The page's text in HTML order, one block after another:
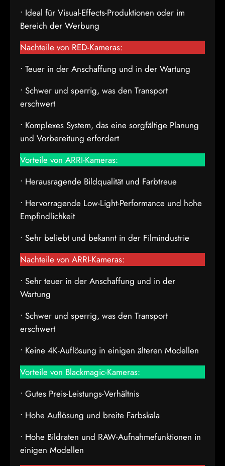
• Ideal für Visual-Effects-Produktionen oder im
Bereich der Werbung
Nachteile von RED-Kameras:
• Teuer in der Anschaffung und in der Wartung
• Schwer und sperrig, was den Transport
erschwert
• Komplexes System, das eine sorgfältige Planung
und Vorbereitung erfordert
Vorteile von ARRI-Kameras:
• Herausragende Bildqualität und Farbtreue
• Hervorragende Low-Light-Performance und hohe
Empfindlichkeit
• Sehr beliebt und bekannt in der Filmindustrie
Nachteile von ARRI-Kameras:
• Sehr teuer in der Anschaffung und in der
Wartung
• Schwer und sperrig, was den Transport
erschwert
• Keine 4K-Auflösung in einigen älteren Modellen
Vorteile von Blackmagic-Kameras:
• Gutes Preis-Leistungs-Verhältnis
• Hohe Auflösung und breite Farbskala
• Hohe Bildraten und RAW-Aufnahmefunktionen in
einigen Modellen